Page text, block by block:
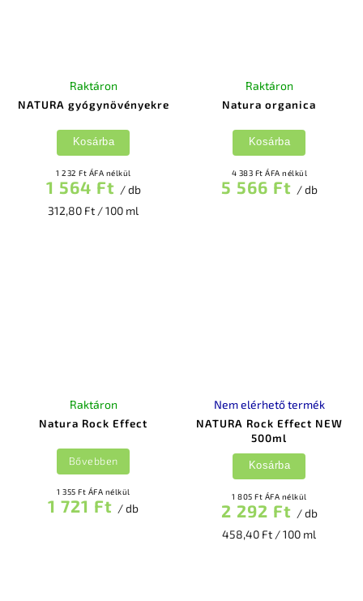
NATURA gyógynövényekre
Raktáron
1 232 Ft ÁFA nélkül
1 564 Ft / db
312,80 Ft / 100 ml
Kosárba
Natura organica
Raktáron
4 383 Ft ÁFA nélkül
5 566 Ft / db
Kosárba
Natura Rock Effect
Raktáron
1 355 Ft ÁFA nélkül
1 721 Ft / db
Bővebben
NATURA Rock Effect NEW
500ml
Nem elérhető termék
1 805 Ft ÁFA nélkül
2 292 Ft / db
458,40 Ft / 100 ml
Kosárba